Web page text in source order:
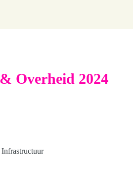
Overheid 2024